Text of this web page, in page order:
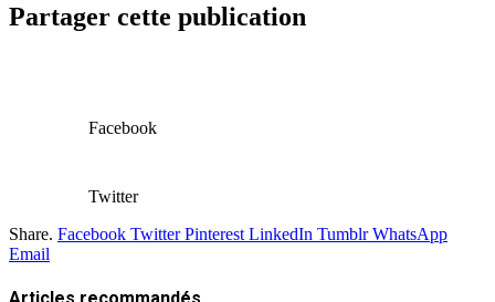
Partager cette publication
Facebook
Twitter
Share. Facebook Twitter Pinterest LinkedIn Tumblr WhatsApp
Email